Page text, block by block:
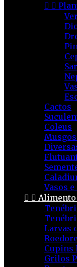
 
Cactos
Coleus
Vasos
  Alimento
Larvas
Cupins
Grilos